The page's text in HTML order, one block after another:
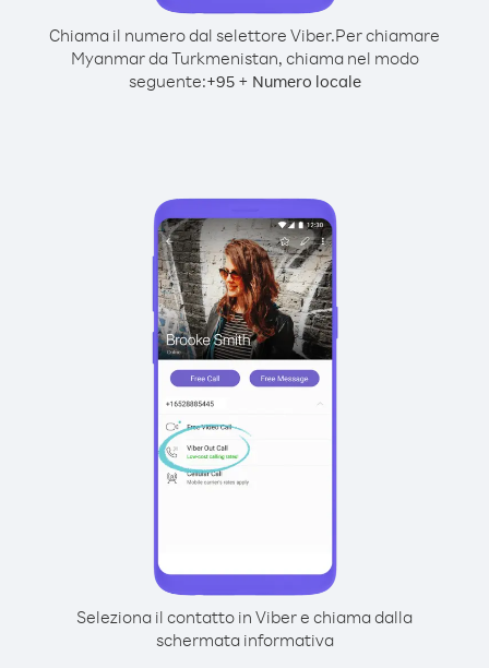
Chiama il numero dal selettore Viber.Per chiamare
Myanmar da Turkmenistan, chiama nel modo
seguente:+95+ Numero locale
Seleziona il contatto in Viber e chiama dalla
schermata informativa